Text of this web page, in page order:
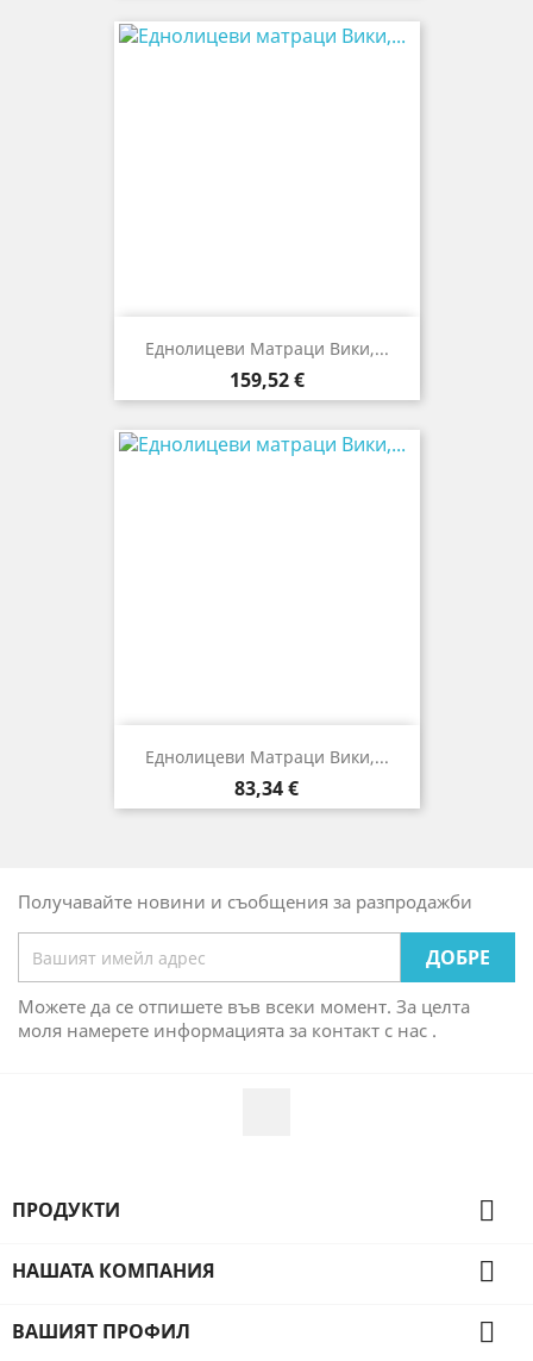
Еднолицеви Матраци Вики,...
Цена
159,52 €
Еднолицеви Матраци Вики,...
Цена
83,34 €
Получавайте новини и съобщения за разпродажби
Можете да се отпишете във всеки момент. За целта
моля намерете информацията за контакт с нас .
ПРОДУКТИ 
НАШАТА КОМПАНИЯ 
ВАШИЯТ ПРОФИЛ 